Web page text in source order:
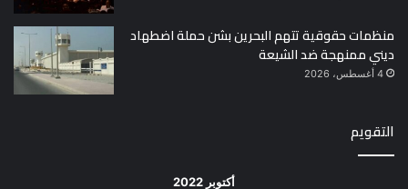
منظمات حقوقية تتهم البحرين بشن حملة اضطهاد
ديني ممنهجة ضد الشيعة
4 أغسطس، 2026
التقويم
أكتوبر 2022